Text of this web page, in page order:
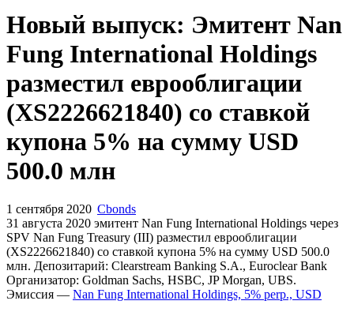
к интересующим данным
Запросить доступ
Новый выпуск: Эмитент Nan
Fung International Holdings
разместил еврооблигации
(XS2226621840) со ставкой
500.0 млн
1 сентября 2020 Cbonds
31 августа 2020 эмитент Nan Fung International Holdings через
SPV Nan Fung Treasury (III) разместил еврооблигации